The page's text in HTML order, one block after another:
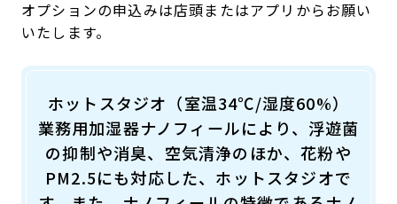
会員様へのお知らせ
オプション料金 アクセス
店舗情報・サービス よくあるご質問
入会のお手続きをする
クレジットカードで入会する WEBで入会来店予約
料金・サービス等詳しく見る
入会を悩まれている方へトップ
JOYFIT総合トップ JOYFIT
オプションの申込みは店頭またはアプリからお願い
いたします。
ホットスタジオ（室温34℃/湿度60%）
業務用加湿器ナノフィールにより、浮遊菌
の抑制や消臭、空気清浄のほか、花粉や
PM2.5にも対応した、ホットスタジオで